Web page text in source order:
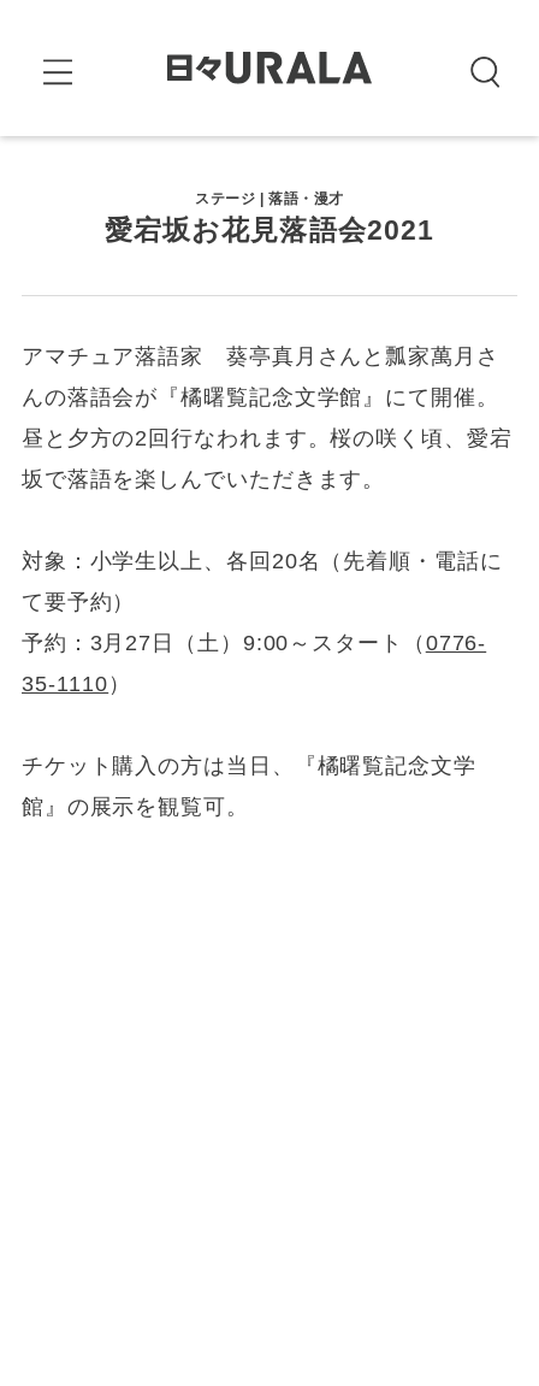
ステージ | 落語・漫才
愛宕坂お花見落語会2021
アマチュア落語家 葵亭真月さんと瓢家萬月さ
んの落語会が『橘曙覧記念文学館』にて開催。
昼と夕方の2回行なわれます。桜の咲く頃、愛宕
坂で落語を楽しんでいただきます。
対象：小学生以上、各回20名（先着順・電話に
て要予約）
予約：3月27日（土）9:00～スタート（ 0776-
35-1110 ）
チケット購入の方は当日、『橘曙覧記念文学
館』の展示を観覧可。